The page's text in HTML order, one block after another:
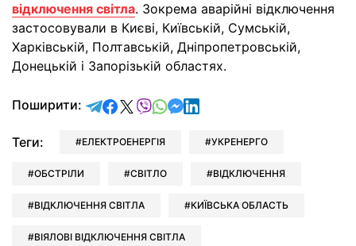
відключення світла. Зокрема аварійні відключення
застосовували в Києві, Київській, Сумській,
Харківській, Полтавській, Дніпропетровській,
Донецькій і Запорізькій областях.
Поширити: відправити у Telegram
поділитись у Facebook
поділитись у X
відправити у Viber
відправити у Whatsapp
відправити у Messenger
відправити у LinkedIn
Теги: ЕЛЕКТРОЕНЕРГІЯ УКРЕНЕРГО
ОБСТРІЛИ СВІТЛО ВІДКЛЮЧЕННЯ
ВІДКЛЮЧЕННЯ СВІТЛА КИЇВСЬКА ОБЛАСТЬ
ВІЯЛОВІ ВІДКЛЮЧЕННЯ СВІТЛА